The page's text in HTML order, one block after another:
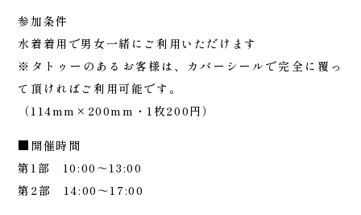
参加条件
水着着用で男女一緒にご利用いただけます
※タトゥーのあるお客様は、カバーシールで完全に覆っ
て頂ければご利用可能です。
（114mm×200mm・1枚200円）
■開催時間
第1部 10:00～13:00
第2部 14:00～17:00